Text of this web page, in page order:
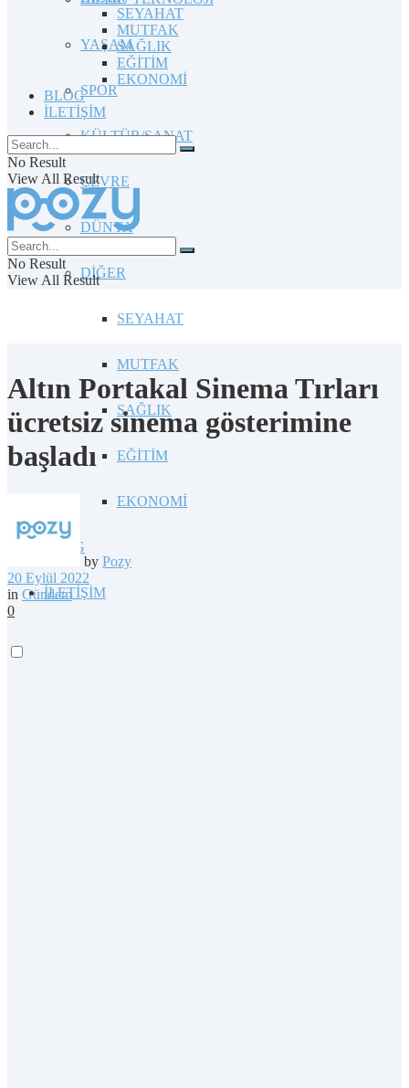
YAŞAM
SPOR
KÜLTÜR/SANAT
ÇEVRE
DÜNYA
DİĞER
SEYAHAT
MUTFAK
SAĞLIK
EĞİTİM
EKONOMİ
BLOG
İLETİŞİM
SEYAHAT
MUTFAK
SAĞLIK
EĞİTİM
EKONOMİ
BLOG
İLETİŞİM
No Result
View All Result
No Result
View All Result
Altın Portakal Sinema Tırları
ücretsiz sinema gösterimine
başladı
by Pozy
20 Eylül 2022
in Gündem
0